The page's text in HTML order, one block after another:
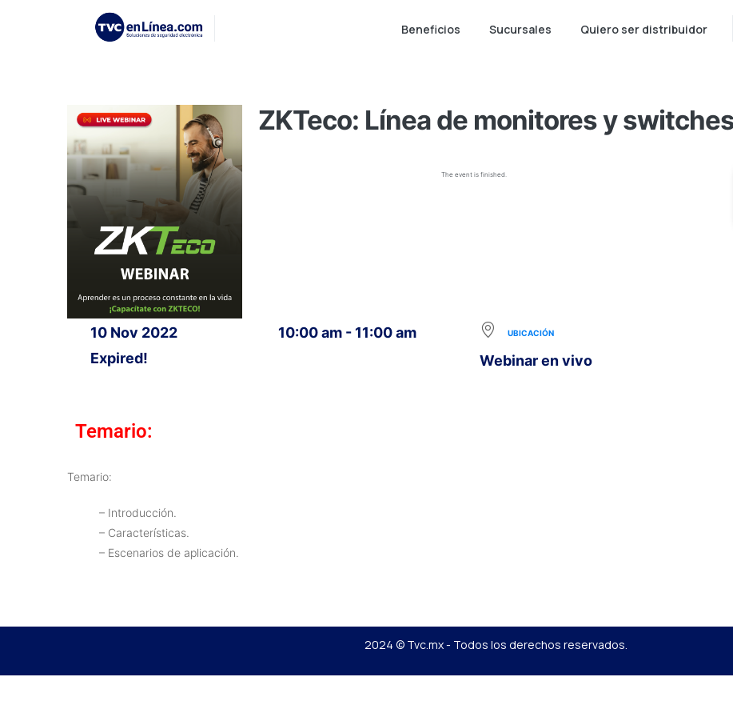
Beneficios Sucursales Quiero ser distribuidor
ZKTeco: Línea de monitores y
The event is finished.
10 Nov 2022
Expired!
10:00 am - 11:00 am UBICACIÓN
Webinar en vivo
Temario:
Temario:
– Introducción.
– Características.
– Escenarios de aplicación.
2024 © Tvc.mx - Todos los derechos reservados.